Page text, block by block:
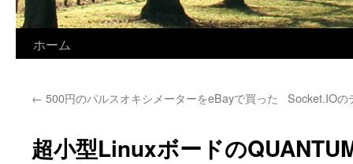
ホーム
← 500円のパルスオキシメーターをeBayで買った Socket.IOの
超小型Linuxボードの